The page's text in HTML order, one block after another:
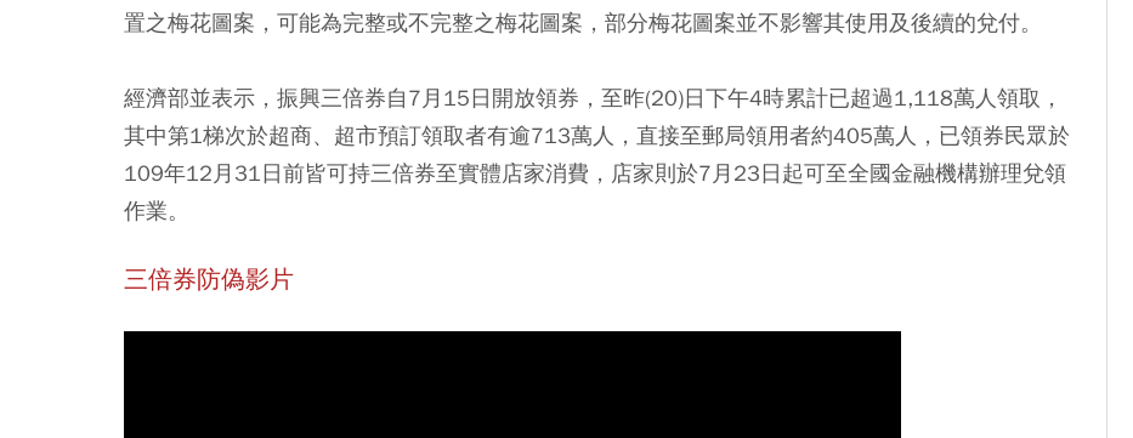
置之梅花圖案，可能為完整或不完整之梅花圖案，部分梅花圖案並不影響其使用及後續的兌付。
經濟部並表示，振興三倍券自7月15日開放領券，至昨(20)日下午4時累計已超過1,118萬人領取，
其中第1梯次於超商、超市預訂領取者有逾713萬人，直接至郵局領用者約405萬人，已領券民眾於
109年12月31日前皆可持三倍券至實體店家消費，店家則於7月23日起可至全國金融機構辦理兌領
作業。
三倍券防偽影片